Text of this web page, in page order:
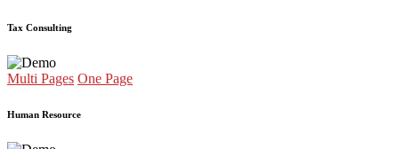
Tax Consulting
Multi Pages One Page
Human Resource